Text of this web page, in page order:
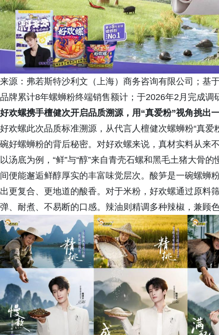
来源：弗若斯特沙利文（上海）商务咨询有限公司；基
品牌累计8年螺蛳粉终端销售额计；于2026年2月完成调
好欢螺携手檀健次开启品质溯源，用“真爱粉”视角挑出
好欢螺此次品质标准溯源，从代言人檀健次螺蛳粉“真爱
碗好螺蛳粉的背后秘密。对好欢螺来说，真材实料从来
以汤底为例，“鲜”与“醇”来自青壳石螺和黑毛土猪大骨
间便能邂逅鲜醇厚实的丰富味觉层次。酸笋是一碗螺蛳
出更复合、更地道的酸香。对于米粉，好欢螺通过原料
弹、耐煮、不易断的口感。辣油则精调多种辣椒，兼顾